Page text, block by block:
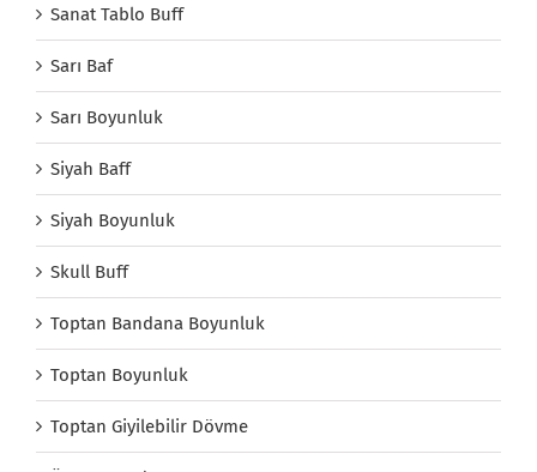
Sanat Tablo Buff
Sarı Baf
Sarı Boyunluk
Siyah Baff
Siyah Boyunluk
Skull Buff
Toptan Bandana Boyunluk
Toptan Boyunluk
Toptan Giyilebilir Dövme